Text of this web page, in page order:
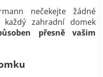
nečekejte žádné
každý zahradní domek
přesně vašim